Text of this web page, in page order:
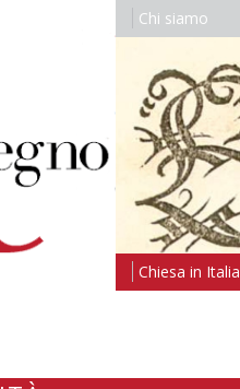
Chi siamo
Chiesa in Italia